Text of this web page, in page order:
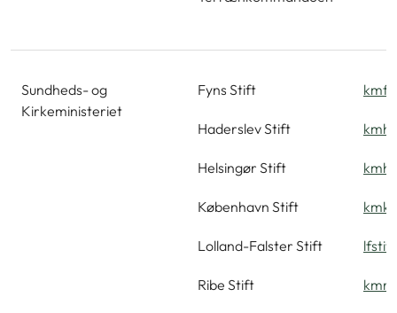
Sundheds- og
Kirkeministeriet
Fyns Stift
Haderslev Stift
Helsingør Stift
København Stift
Lolland-Falster Stift
Ribe Stift